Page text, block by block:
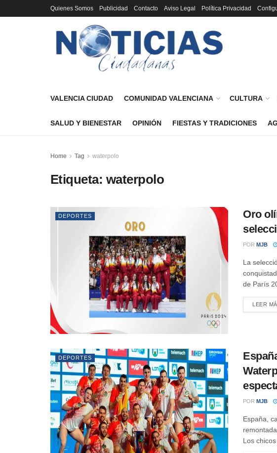
Quienes Somos Publicidad Contacto Aviso Legal Política Privacidad
VALENCIA CIUDAD COMUNIDAD VALENCIANA CULTURA
SALUD Y BIENESTAR OPINIÓN FIESTAS Y TRADICIONES
Home Tag waterpolo
Etiqueta: waterpolo
DEPORTES
Oro
POR MJB
La
de París
LEER
DEPORTES
POR MJB
España,
Los